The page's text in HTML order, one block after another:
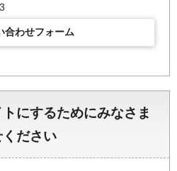
合わせフォーム
にするためにみなさま
ださい